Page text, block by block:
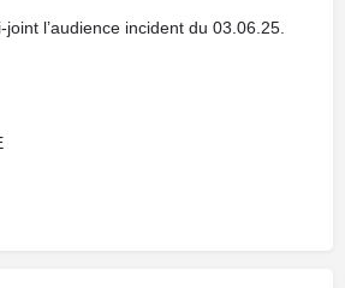
l’audience incident du 03.06.25.